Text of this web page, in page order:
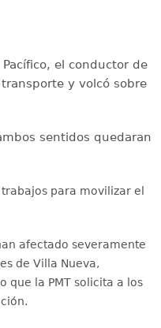
el conductor de
y volcó sobre
sentidos quedaran
para movilizar el
afectado severamente
de Villa Nueva,
que la PMT solicita a los